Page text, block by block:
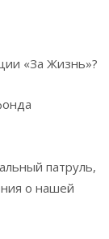
«За Жизнь»?
патруль,
о нашей